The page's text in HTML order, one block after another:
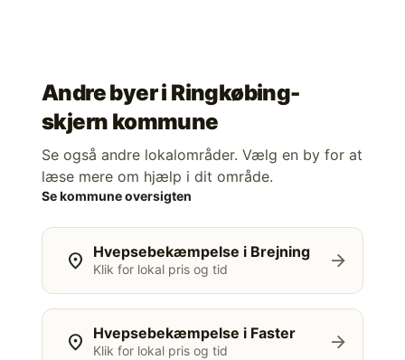
Andre byer i Ringkøbing-
skjern kommune
Se også andre lokalområder. Vælg en by for at
læse mere om hjælp i dit område.
Se kommune oversigten
location_on Hvepsebekæmpelse i Brejning
Klik for lokal pris og tid arrow_forward
location_on Hvepsebekæmpelse i Faster
Klik for lokal pris og tid arrow_forward